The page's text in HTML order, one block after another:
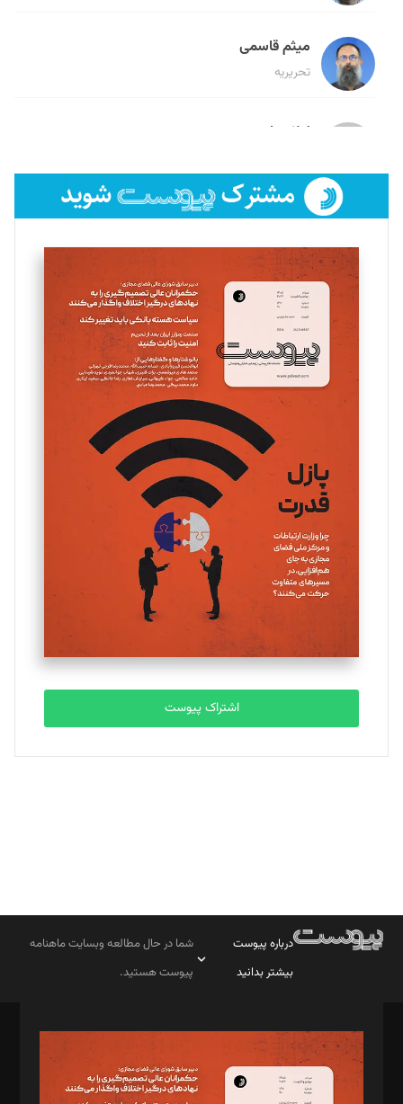
میثم قاسمی
تحریریه
لیلا حنارود
فائزه فتحی رستمی
تحریریه
سروش کرمیان
تحریریه
مینا پاکدل
یسنا امان‌پور
تحریریه
ملینا جعفری
تحریریه
مصطفی مسجدی آرانی
تحریریه
بابک نقاش
تحریریه
اشتراک پیوست
درباره پیوست
بیشتر بدانید
شما در حال مطالعه وبسایت ماهنامه
پیوست هستید.
مدیر مسئول: محمدباقر اثنی‌عشری
سردبیر: مهرک محمودی
دبیر تحریریه: میثم قاسمی